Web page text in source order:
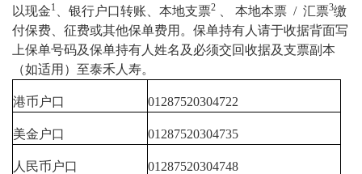
以现金1 、银行户口转账、本地支票2 、 本地本票 / 汇票3缴
付保费、征费或其他保单费用。保单持有人请于收据背面写
上保单号码及保单持有人姓名及必须交回收据及支票副本
（如适用）至泰禾人寿。
港币户口 01287520304722
美金户口 01287520304735
人民币户口 01287520304748